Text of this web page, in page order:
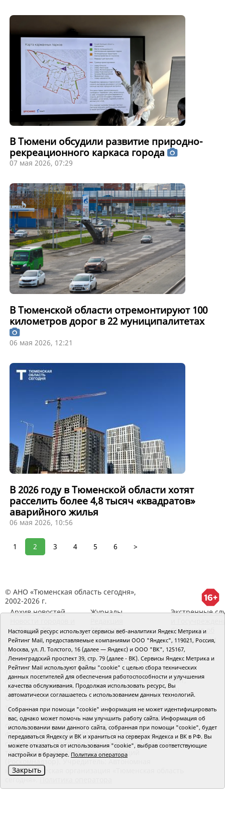
В Тюмени обсудили развитие природно-
рекреационного каркаса города
07 мая 2026, 07:29
В Тюменской области отремонтируют 100
километров дорог в 22 муниципалитетах
06 мая 2026, 12:21
В 2026 году в Тюменской области хотят
расселить более 4,8 тысяч «квадратов»
аварийного жилья
06 мая 2026, 10:56
1 2 3 4 5 6 >
© АНО «Тюменская область сегодня»,
2002-2026 г.
Архив новостей
районов ТО
Журналы
RSS поток
Экстренные
Сведения об
организации
Главный редактор Рябков А.В.
Редакция: 625002, Тюмень, Осипенко, 81,
телефон (3452)49-00-18, e-mail: tumentoday@obl72.ru
Адрес для писем: 625000, Россия, Тюмень, Почтамт,
а/я 371. Для пресс-релизов: tumentoday@obl72.ru.
Отдел писем: тел. (3452) 39-90-59. Отдел рекламы:
тел. (3452) 39-90-51. Регистрация СМИ: Сетевое
издание «Интернет-газета «Тюменская область
сегодня», свидетельство о регистрации СМИ Эл №
ФС77-64918 от 24.02.2016 выдано Федеральной
службой по надзору в сфере связи, информационных
технологий и массовых коммуникаций
некоммерческая организация «Тюменская область
Настоящий ресурс использует сервисы веб-аналитики Яндекс Метрика и
Рейтинг Mail, предоставляемые компаниями ООО "Яндекс", 119021, Россия,
Москва, ул. Л. Толстого, 16 (далее — Яндекс) и ООО "ВК", 125167,
Ленинградский проспект 39, стр. 79 (далее - ВК). Сервисы Яндекс Метрика и
Рейтинг Mail используют файлы "cookie" с целью сбора технических
данных посетителей для обеспечения работоспособности и улучшения
качества обслуживания. Продолжая использовать ресурс, Вы
автоматически соглашаетесь с использованием данных технологий.
Собранная при помощи "cookie" информация не может идентифицировать
вас, однако может помочь нам улучшить работу сайта. Информация об
использовании вами данного сайта, собранная при помощи "cookie", будет
передаваться Яндексу и ВК и храниться на серверах Яндекса и ВК в РФ. Вы
можете отказаться от использования "cookie", выбрав соответствующие
настройки в браузере. Политика оператора
Закрыть